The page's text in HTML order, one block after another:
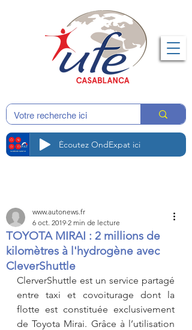
Écoutez OndExpat ici
TOYOTA MIRAI : 2 millions de
kilomètres à l'hydrogène avec
CleverShuttle
www.autonews.fr
6 oct. 2019 2 min de lecture
ClerverShuttle est un service partagé
entre taxi et covoiturage dont la
flotte est constituée exclusivement
de Toyota Mirai. Grâce à l’utilisation